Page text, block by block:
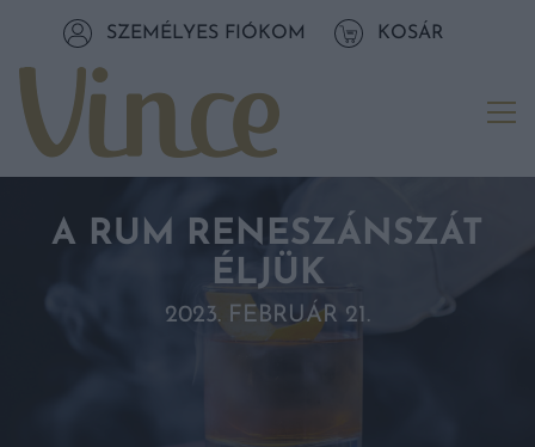
Tovább a tartalomhozSZEMÉLYES FIÓKOM KOSÁR
A RUM RENESZÁNSZÁT
ÉLJÜK
2023. FEBRUÁR 21.